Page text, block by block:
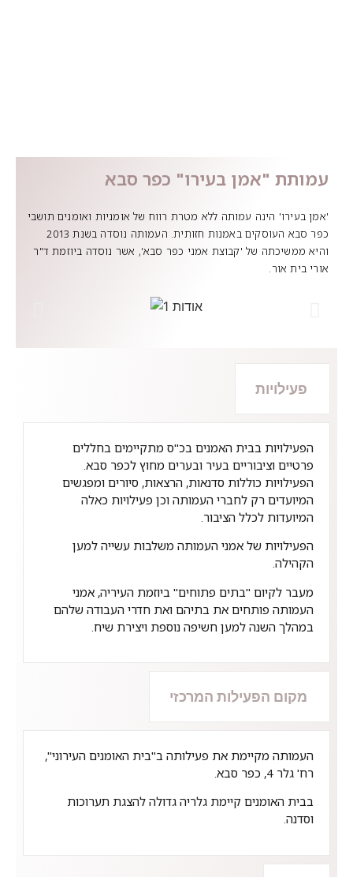
עמותת "אמן בעירו" כפר סבא
'אמן בעירו' הינה עמותה ללא מטרת רווח של אומניות ואומנים תושבי
כפר סבא העוסקים באמנות חזותית. העמותה נוסדה בשנת 2013
והיא ממשיכתה של 'קבוצת אמני כפר סבא', אשר נוסדה ביוזמת ד"ר
אורי בית אור.
פעילויות
הפעילויות בבית האמנים בכ"ס מתקיימים בחללים
פרטיים וציבוריים בעיר ובערים מחוץ לכפר סבא.
הפעילויות כוללות סדנאות, הרצאות, סיורים ומפגשים
המיועדים רק לחברי העמותה וכן פעילויות כאלה
המיועדות לכלל הציבור.
הפעילויות של אמני העמותה משלבות עשייה למען
הקהילה.
מעבר לקיום "בתים פתוחים" ביוזמת העיריה, אמני
העמותה פותחים את בתיהם ואת חדרי העבודה שלהם
במהלך השנה למען חשיפה נוספת ויצירת שיח.
מקום הפעילות המרכזי
העמותה מקיימת את פעילותה ב"בית האומנים העירוני",
רח' גלר 4, כפר סבא.
בבית האומנים קיימת גלריה גדולה להצגת תערוכות
וסדנה.